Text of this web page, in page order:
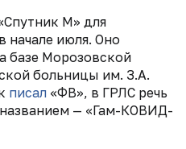
М» для
в начале июля. Оно
базе Морозовской
больницы им. З.А.
писал «ФВ», в ГРЛС речь
— «Гам-КОВИД-